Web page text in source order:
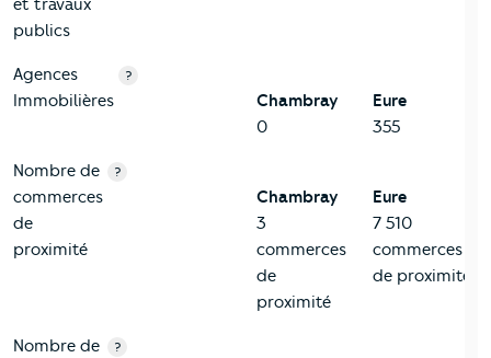
et travaux
publics
Agences
Immobilières
?
Chambray
0
Eure
355
Nombre de
commerces
de
proximité
?
Chambray
3
commerces
de
proximité
Eure
7 510
commerces
de proximité
Nombre de
?